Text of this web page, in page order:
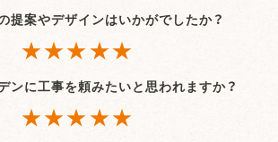
提案やデザインはいかがでしたか？
★★★★★
ンに工事を頼みたいと思われますか？
★★★★★